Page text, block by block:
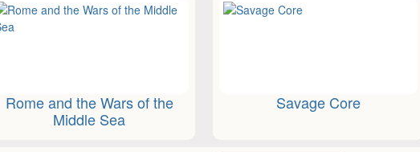
Rome and the Wars of the
Middle Sea
Savage Core